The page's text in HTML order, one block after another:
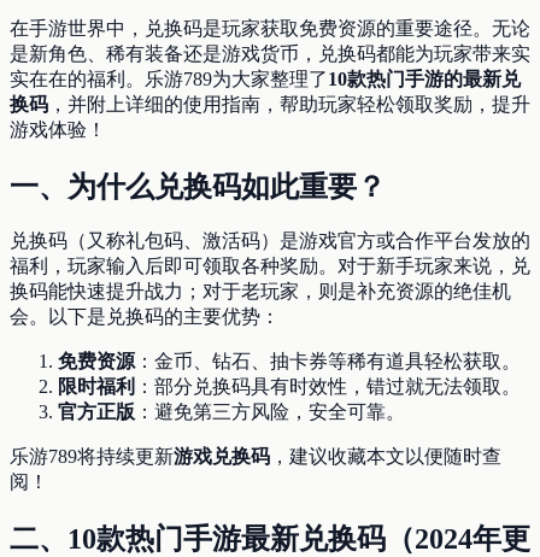
在手游世界中，兑换码是玩家获取免费资源的重要途径。无论
是新角色、稀有装备还是游戏货币，兑换码都能为玩家带来实
实在在的福利。乐游789为大家整理了10款热门手游的最新兑
换码 ，并附上详细的使用指南，帮助玩家轻松领取奖励，提升
游戏体验！
一、为什么兑换码如此重要？
兑换码（又称礼包码、激活码）是游戏官方或合作平台发放的
福利，玩家输入后即可领取各种奖励。对于新手玩家来说，兑
换码能快速提升战力；对于老玩家，则是补充资源的绝佳机
会。以下是兑换码的主要优势：
免费资源：金币、钻石、抽卡券等稀有道具轻松获取。
限时福利 ：部分兑换码具有时效性，错过就无法领取。
官方正版 ：避免第三方风险，安全可靠。
乐游789将持续更新游戏兑换码 ，建议收藏本文以便随时查
阅！
二、10款热门手游最新兑换码（2024年更